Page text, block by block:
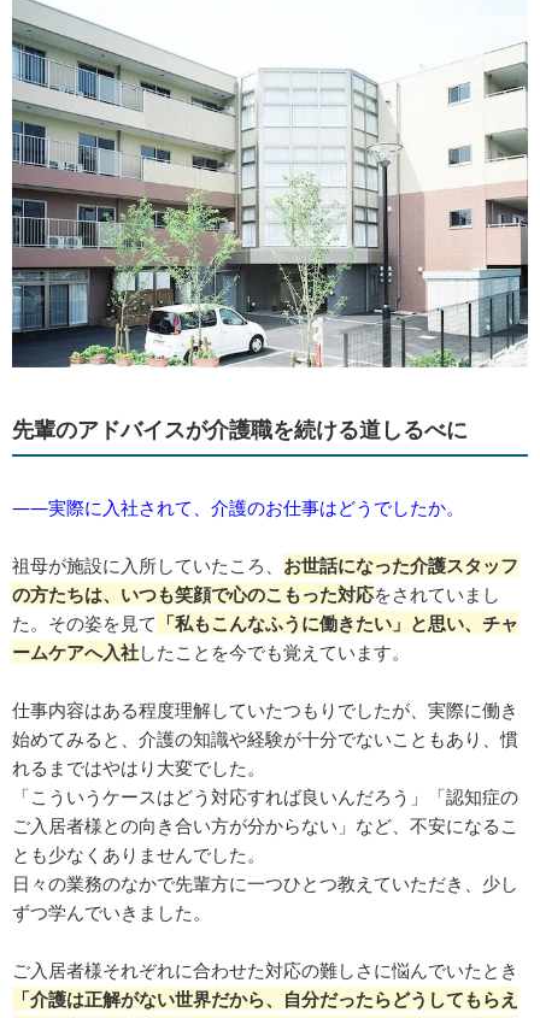
先輩のアドバイスが介護職を続ける道しるべに
――実際に入社されて、介護のお仕事はどうでしたか。
祖母が施設に入所していたころ、 お世話になった介護スタッフ
の方たちは、いつも笑顔で心のこもった対応をされていまし
た。その姿を見て 「私もこんなふうに働きたい」と思い、チャ
ームケアへ入社したことを今でも覚えています。
仕事内容はある程度理解していたつもりでしたが、実際に働き
始めてみると、介護の知識や経験が十分でないこともあり、慣
れるまではやはり大変でした。
「こういうケースはどう対応すれば良いんだろう」「認知症の
ご入居者様との向き合い方が分からない」など、不安になるこ
とも少なくありませんでした。
日々の業務のなかで先輩方に一つひとつ教えていただき、少し
ずつ学んでいきました。
ご入居者様それぞれに合わせた対応の難しさに悩んでいたとき
「介護は正解がない世界だから、自分だったらどうしてもらえ